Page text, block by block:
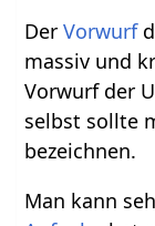
DerVorwurf
massiv und
Vorwurf der
selbst sollte
bezeichnen.
Man kann